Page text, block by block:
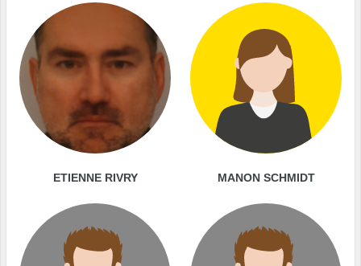
ETIENNE RIVRY MANON SCHMIDT